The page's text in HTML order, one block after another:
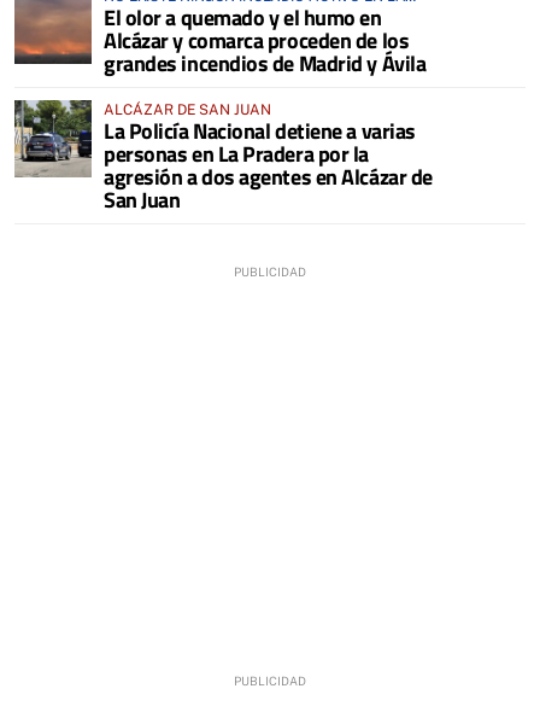
COMARCA
El olor a quemado y el humo en
Alcázar y comarca proceden de los
grandes incendios de Madrid y Ávila
ALCÁZAR DE SAN JUAN
La Policía Nacional detiene a varias
personas en La Pradera por la
agresión a dos agentes en Alcázar de
San Juan